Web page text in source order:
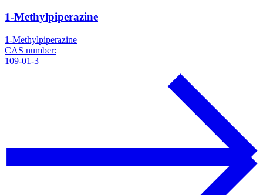
1-Methylpiperazine
1-Methylpiperazine
CAS number:
109-01-3